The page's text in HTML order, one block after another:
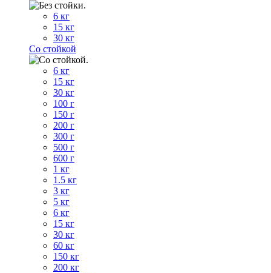
6 кг
15 кг
30 кг
Со стойкой
6 кг
15 кг
30 кг
100 г
150 г
200 г
300 г
500 г
600 г
1 кг
1.5 кг
3 кг
5 кг
6 кг
15 кг
30 кг
60 кг
150 кг
200 кг